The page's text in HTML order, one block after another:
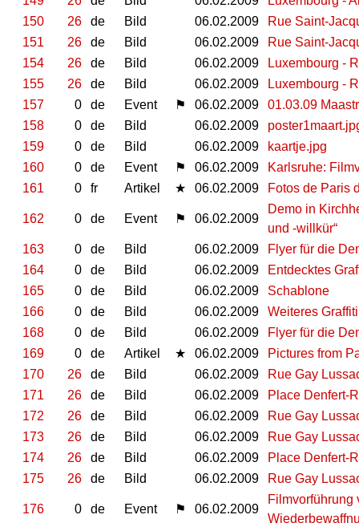
150
26 de Bild 06.02.2009
Rue Saint-
151
26 de Bild 06.02.2009
Rue Saint-
154
26 de Bild 06.02.2009
Luxembourg -
155
26 de Bild 06.02.2009
Luxembourg -
157
0 de Event ⚑ 06.02.2009
01.03.09
158
0 de Bild 06.02.2009
159
0 de Bild 06.02.2009
kaartje.jpg
160
0 de Event ⚑ 06.02.2009
Karlsruhe:
161
0 fr Artikel ★ 06.02.2009 Fotos de Paris
162 0 de Event ⚑ 06.02.2009
Demo in
und -willkür“
163
0 de Bild 06.02.2009
Flyer für die
164
0 de Bild 06.02.2009
Entdecktes
165
0 de Bild 06.02.2009
Schablone
166
0 de Bild 06.02.2009
Weiteres Graffiti
168
0 de Bild 06.02.2009
Flyer für die
169
0 de Artikel ★ 06.02.2009
Pictures from
170
26 de Bild 06.02.2009
Rue Gay
171
26 de Bild 06.02.2009
Place Denfert-
172
26 de Bild 06.02.2009
Rue Gay
173
26 de Bild 06.02.2009
Rue Gay
174
26 de Bild 06.02.2009
Place Denfert-
175
26 de Bild 06.02.2009 Rue Gay
176 0 de Event ⚑ 06.02.2009
Filmvorführung